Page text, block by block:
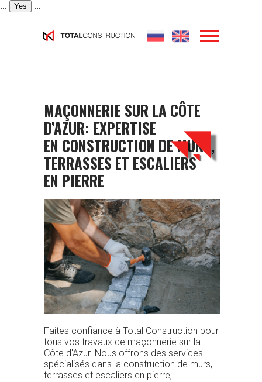
... Yes ...
MAÇONNERIE SUR LA CÔTE
D’AZUR: EXPERTISE
EN CONSTRUCTION DE MURS,
TERRASSES ET ESCALIERS
EN PIERRE
Faites confiance à Total Construction pour
tous vos travaux de maçonnerie sur la
Côte d'Azur. Nous offrons des services
spécialisés dans la construction de murs,
terrasses et escaliers en pierre,